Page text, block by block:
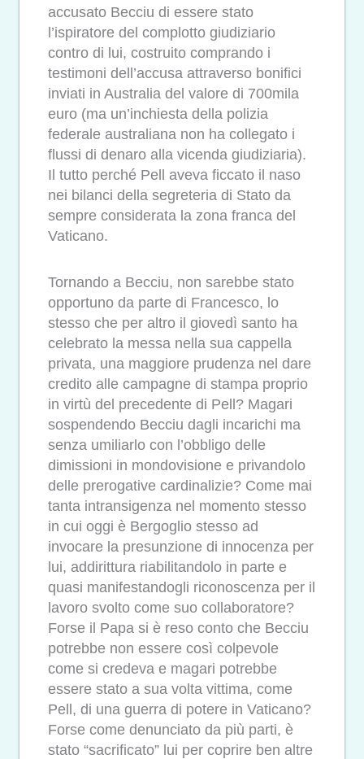
accusato Becciu di essere stato
l’ispiratore del complotto giudiziario
contro di lui, costruito comprando i
testimoni dell’accusa attraverso bonifici
inviati in Australia del valore di 700mila
euro (ma un’inchiesta della polizia
federale australiana non ha collegato i
flussi di denaro alla vicenda giudiziaria).
Il tutto perché Pell aveva ficcato il naso
nei bilanci della segreteria di Stato da
sempre considerata la zona franca del
Vaticano.
Tornando a Becciu, non sarebbe stato
opportuno da parte di Francesco, lo
stesso che per altro il giovedì santo ha
celebrato la messa nella sua cappella
privata, una maggiore prudenza nel dare
credito alle campagne di stampa proprio
in virtù del precedente di Pell? Magari
sospendendo Becciu dagli incarichi ma
senza umiliarlo con l’obbligo delle
dimissioni in mondovisione e privandolo
delle prerogative cardinalizie? Come mai
tanta intransigenza nel momento stesso
in cui oggi è Bergoglio stesso ad
invocare la presunzione di innocenza per
lui, addirittura riabilitandolo in parte e
quasi manifestandogli riconoscenza per il
lavoro svolto come suo collaboratore?
Forse il Papa si è reso conto che Becciu
potrebbe non essere così colpevole
come si credeva e magari potrebbe
essere stato a sua volta vittima, come
Pell, di una guerra di potere in Vaticano?
Forse come denunciato da più parti, è
stato “sacrificato” lui per coprire ben altre